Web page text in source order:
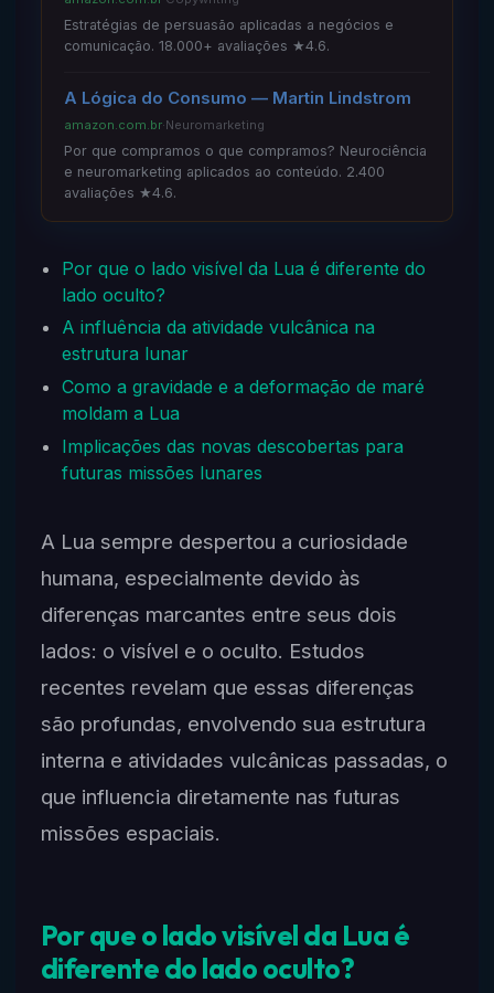
Estratégias de persuasão aplicadas a negócios e
comunicação. 18.000+ avaliações ★4.6.
A Lógica do Consumo — Martin Lindstrom
amazon.com.br·Neuromarketing
Por que compramos o que compramos? Neurociência
e neuromarketing aplicados ao conteúdo. 2.400
avaliações ★4.6.
Por que o lado visível da Lua é diferente do
lado oculto?
A influência da atividade vulcânica na
estrutura lunar
Como a gravidade e a deformação de maré
moldam a Lua
Implicações das novas descobertas para
futuras missões lunares
A Lua sempre despertou a curiosidade
humana, especialmente devido às
diferenças marcantes entre seus dois
lados: o visível e o oculto. Estudos
recentes revelam que essas diferenças
são profundas, envolvendo sua estrutura
interna e atividades vulcânicas passadas, o
que influencia diretamente nas futuras
missões espaciais.
Por que o lado visível da Lua é
diferente do lado oculto?